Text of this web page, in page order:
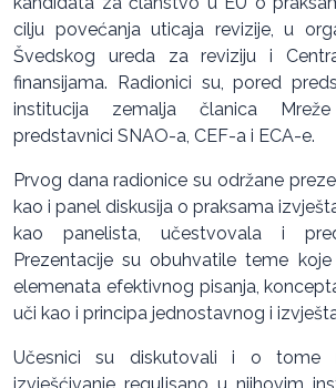
cilju povećanja uticaja revizije, u
Švedskog ureda za reviziju i
finansijama. Radionici su, pored
institucija zemalja članica
predstavnici SNAO-a, CEF-a i ECA-e.
Prvog dana radionice su održane
kao i panel diskusija o praksama
kao panelista, učestvovala i
Prezentacije su obuhvatile teme
elemenata efektivnog pisanja,
uči kao i principa jednostavnog i
Učesnici su diskutovali i o tome
izvješćivanje regulisano u njihovim